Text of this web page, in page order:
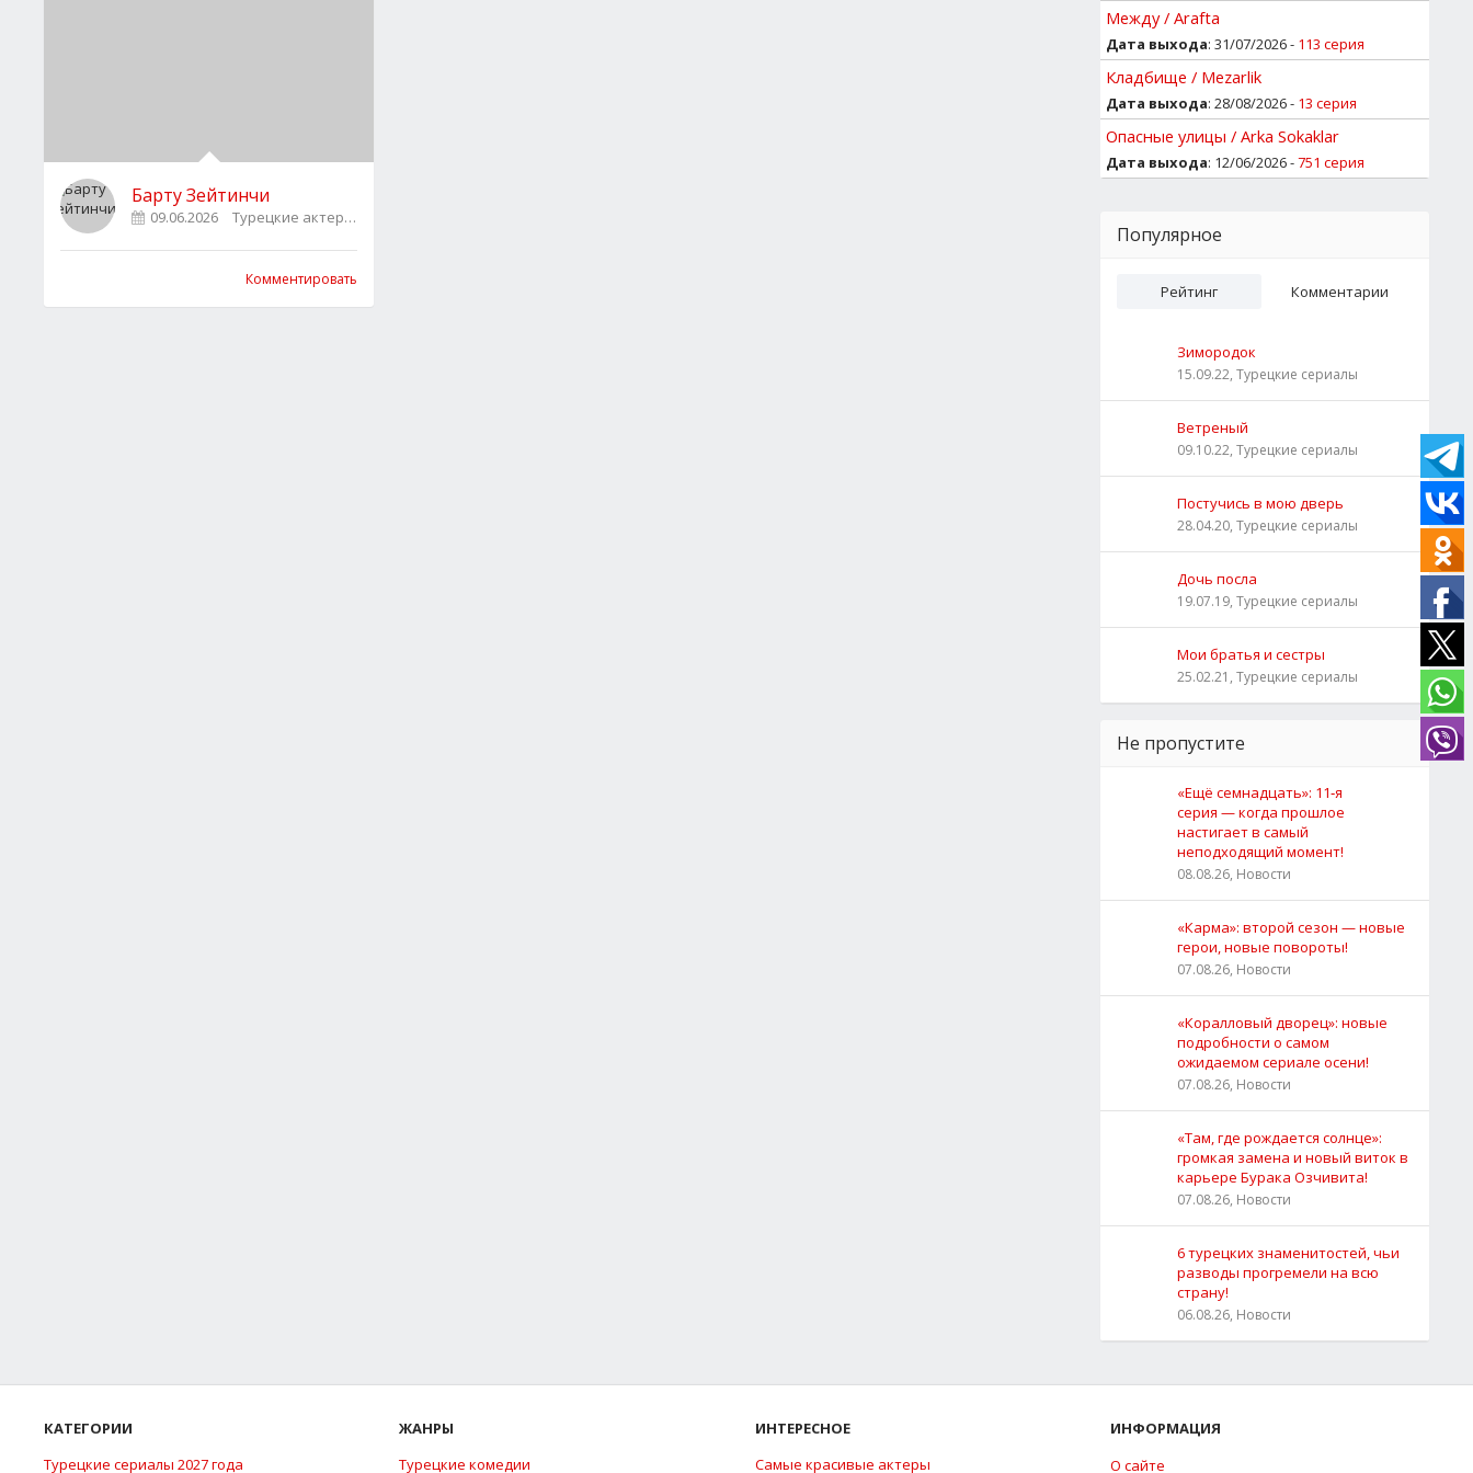
Барту Зейтинчи
09.06.2026 Турецкие актеры
Комментировать
Между / Arafta
Дата выхода: 31/07/2026 - 113 серия
Кладбище / Mezarlik
Дата выхода: 28/08/2026 - 13 серия
Опасные улицы / Arka Sokaklar
Дата выхода: 12/06/2026 -751 серия
Популярное
Рейтинг Комментарии
Зимородок
15.09.22, Турецкие сериалы
Ветреный
09.10.22, Турецкие сериалы
Постучись в мою дверь
28.04.20, Турецкие сериалы
Дочь посла
19.07.19, Турецкие сериалы
Мои братья и сестры
25.02.21, Турецкие сериалы
Не пропустите
«Ещё семнадцать»: 11‑я
серия — когда прошлое
настигает в самый
неподходящий момент!
08.08.26, Новости
«Карма»: второй сезон — новые
герои, новые повороты!
07.08.26, Новости
«Коралловый дворец»: новые
подробности о самом
ожидаемом сериале осени!
07.08.26, Новости
«Там, где рождается солнце»:
громкая замена и новый виток в
карьере Бурака Озчивита!
07.08.26, Новости
6 турецких знаменитостей, чьи
разводы прогремели на всю
страну!
06.08.26, Новости
КАТЕГОРИИ
Турецкие сериалы 2027 года
ЖАНРЫ
Турецкие комедии
ИНТЕРЕСНОЕ
Самые красивые актеры
ИНФОРМАЦИЯ
О сайте